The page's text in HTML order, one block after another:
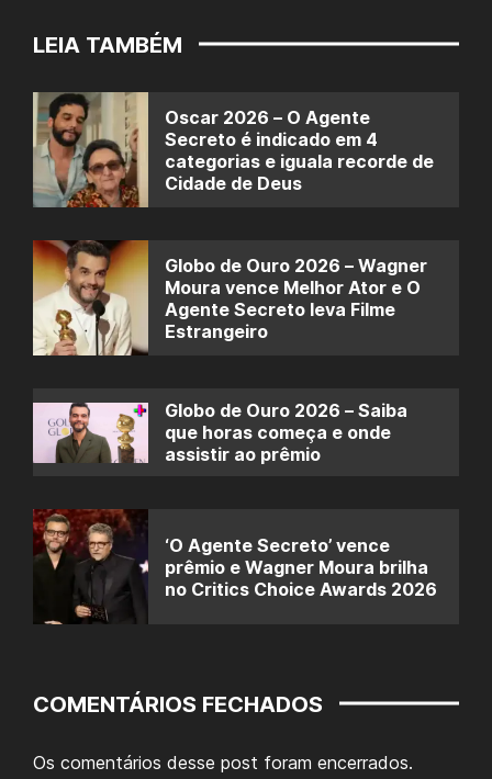
LEIA TAMBÉM
Oscar 2026 – O Agente
Secreto é indicado em 4
categorias e iguala recorde de
Cidade de Deus
Globo de Ouro 2026 – Wagner
Moura vence Melhor Ator e O
Agente Secreto leva Filme
Estrangeiro
Globo de Ouro 2026 – Saiba
que horas começa e onde
assistir ao prêmio
‘O Agente Secreto’ vence
prêmio e Wagner Moura brilha
no Critics Choice Awards 2026
COMENTÁRIOS FECHADOS
Os comentários desse post foram encerrados.